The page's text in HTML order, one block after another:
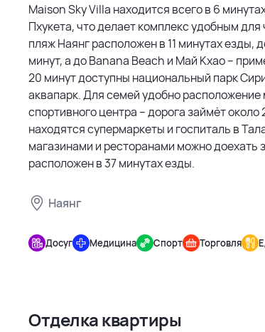
столовая.
Проект от надежного застройщика Maison
недвижимость Пхукета.
Maison Sky Villa находится всего в 6
Пхукета, что делает комплекс удобным
пляж Наянг расположен в 11 минутах езды,
минут, а до Banana Beach и Май Кхао –
20 минут доступны национальный парк
аквапарк. Для семей удобно
спортивного центра – дорога займёт
находятся супермаркеты и госпиталь в
магазинами и ресторанами можно доехать
расположен в 37 минутах езды.
Наянг
Maison
Sky villa
Досуг Медицина Спорт Торговля
Отделка квартиры